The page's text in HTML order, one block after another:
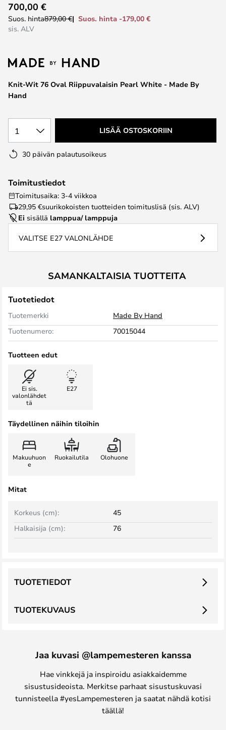
to
the
the
gallery
Knit-Wit 76 Oval Riippuvalaisin Pearl White - Made By
Hand
700,00 €
Suos. hinta879,00 €
Suos. hinta -179,00 €
sis. ALV
1 LISÄÄ OSTOSKORIIN
30 päivän palautusoikeus
Toimitustiedot
Toimitusaika: 3-4 viikkoa
29,95 €suurikokoisten tuotteiden toimituslisä (sis. ALV)
Ei sisällä lamppua/ lamppuja
VALITSE E27 VALONLÄHDE
SAMANKALTAISIA TUOTTEITA
Tuotetiedot
Tuotemerkki
Made By Hand
Tuotenumero:
70015044
Tuotteen edut
Ei sis.
valonlähdet
tä
E27
Täydellinen näihin tiloihin
Makuuhuon
e
Ruokailutila Olohuone
Mitat
Korkeus (cm):
45
Halkaisija (cm):
76
TUOTEKUVAUS
TUOTETIEDOT
Jaa kuvasi @lampemesteren kanssa
Hae vinkkejä ja inspiroidu asiakkaidemme
sisustusideoista. Merkitse parhaat sisustuskuvasi
tunnisteella #yesLampemesteren ja saatat nähdä kotisi
täällä!